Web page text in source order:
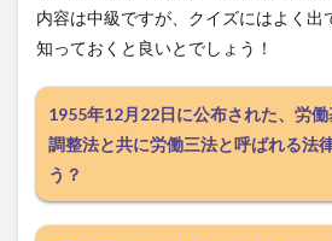
内容は中級ですが、クイズにはよく出
知っておくと良いとでしょう！
1955年12月22日に公布された、労
調整法と共に労働三法と呼ばれる法
う？